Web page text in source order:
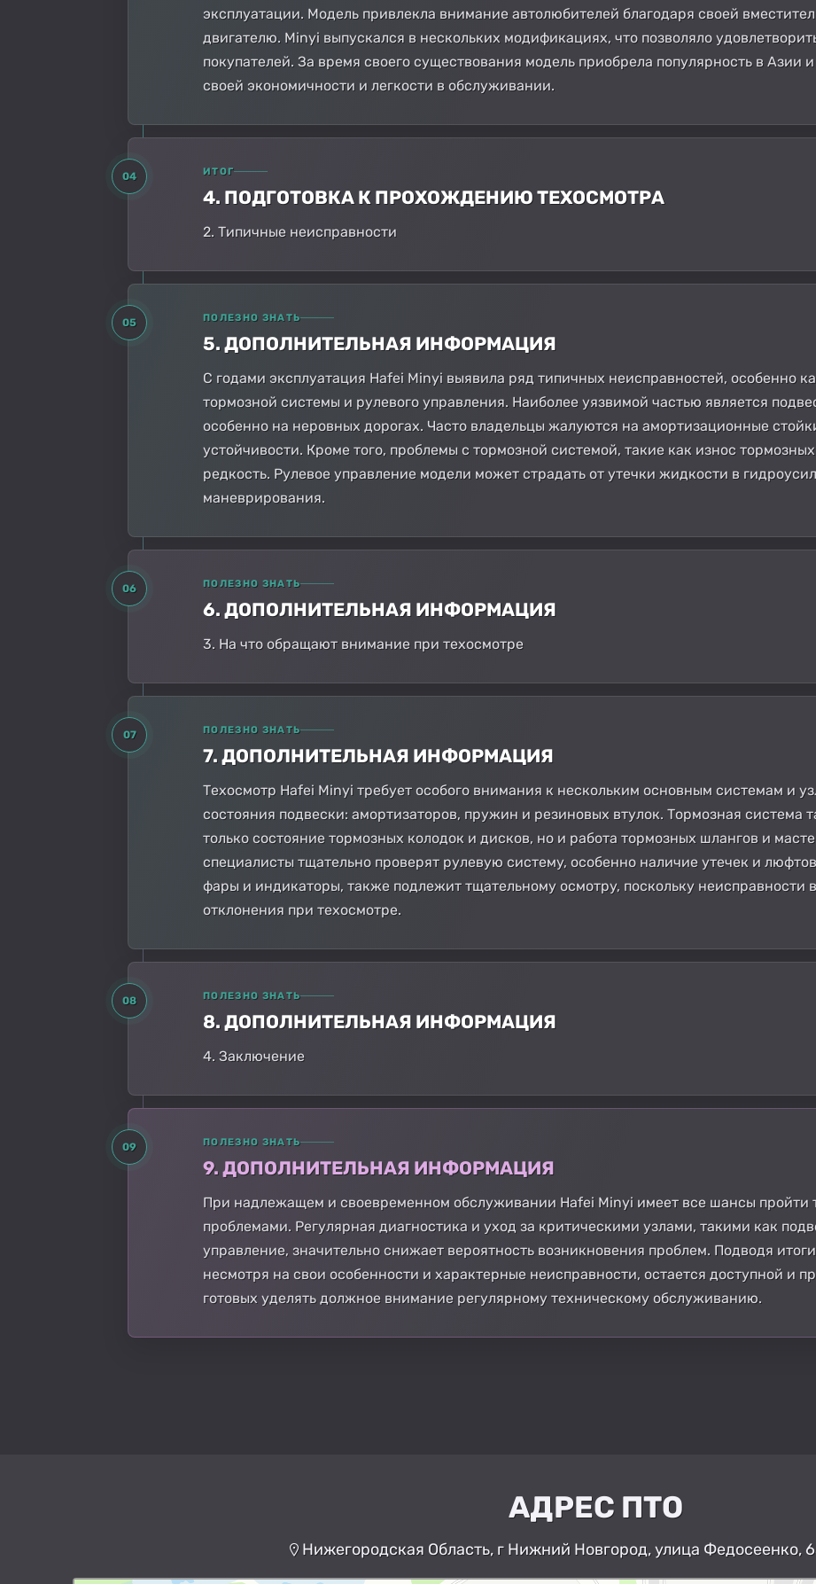
эксплуатации. Модель привлекла внимание автолюбителей благодаря своей
двигателю. Minyi выпускался в нескольких модификациях, что позволяло
покупателей. За время своего существования модель приобрела популярность в Азии
своей экономичности и легкости в обслуживании.
04 ИТОГ
4. ПОДГОТОВКА К ПРОХОЖДЕНИЮ ТЕХОСМОТРА
2. Типичные неисправности
05 ПОЛЕЗНО ЗНАТЬ
5. ДОПОЛНИТЕЛЬНАЯ ИНФОРМАЦИЯ
С годами эксплуатация Hafei Minyi выявила ряд типичных неисправностей, особенно
тормозной системы и рулевого управления. Наиболее уязвимой частью является
особенно на неровных дорогах. Часто владельцы жалуются на амортизационные
устойчивости. Кроме того, проблемы с тормозной системой, такие как износ
редкость. Рулевое управление модели может страдать от утечки жидкости в
маневрирования.
06 ПОЛЕЗНО ЗНАТЬ
6. ДОПОЛНИТЕЛЬНАЯ ИНФОРМАЦИЯ
3. На что обращают внимание при техосмотре
07 ПОЛЕЗНО ЗНАТЬ
7. ДОПОЛНИТЕЛЬНАЯ ИНФОРМАЦИЯ
Техосмотр Hafei Minyi требует особого внимания к нескольким основным системам и
состояния подвески: амортизаторов, пружин и резиновых втулок. Тормозная система
только состояние тормозных колодок и дисков, но и работа тормозных шлангов и
специалисты тщательно проверят рулевую систему, особенно наличие утечек и
фары и индикаторы, также подлежит тщательному осмотру, поскольку неисправности
отклонения при техосмотре.
08 ПОЛЕЗНО ЗНАТЬ
8. ДОПОЛНИТЕЛЬНАЯ ИНФОРМАЦИЯ
4. Заключение
09 ПОЛЕЗНО ЗНАТЬ
9. ДОПОЛНИТЕЛЬНАЯ ИНФОРМАЦИЯ
При надлежащем и своевременном обслуживании Hafei Minyi имеет все шансы пройти
проблемами. Регулярная диагностика и уход за критическими узлами, такими как
управление, значительно снижает вероятность возникновения проблем. Подводя
несмотря на свои особенности и характерные неисправности, остается доступной и
готовых уделять должное внимание регулярному техническому обслуживанию.
АДРЕС ПТО
Нижегородская Область, г Нижний Новгород, улица Федосеенко,